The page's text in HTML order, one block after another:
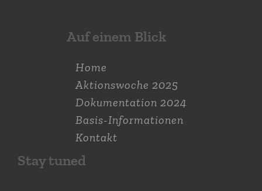
Auf einem Blick
Home
Aktions­woche 2025
Dokumen­tation 2024
Basis-Informationen
Kontakt
Stay tuned